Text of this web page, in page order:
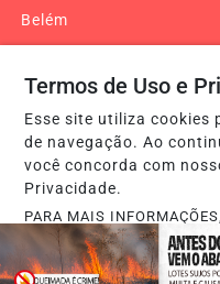
Belém
Xambioá
Pará, Tocantins e
Maranhão
Altamira
Famosos
Copa do Mundo 2026
Termos de Uso e
Esse site utiliza cookies
de navegação. Ao
você concorda com
Privacidade.
PARA MAIS
CLICANDO AQUI